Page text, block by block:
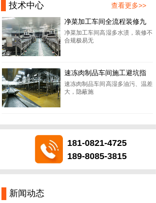
技术中心 查看更多>>
净菜加工车间全流程装修九
净菜加工车间高湿多水渍，装修不
合规极易无
速冻肉制品车间施工避坑指
速冻肉制品车间高湿多油污、温差
大，隐蔽施
181-0821-4725
189-8085-3815
新闻动态